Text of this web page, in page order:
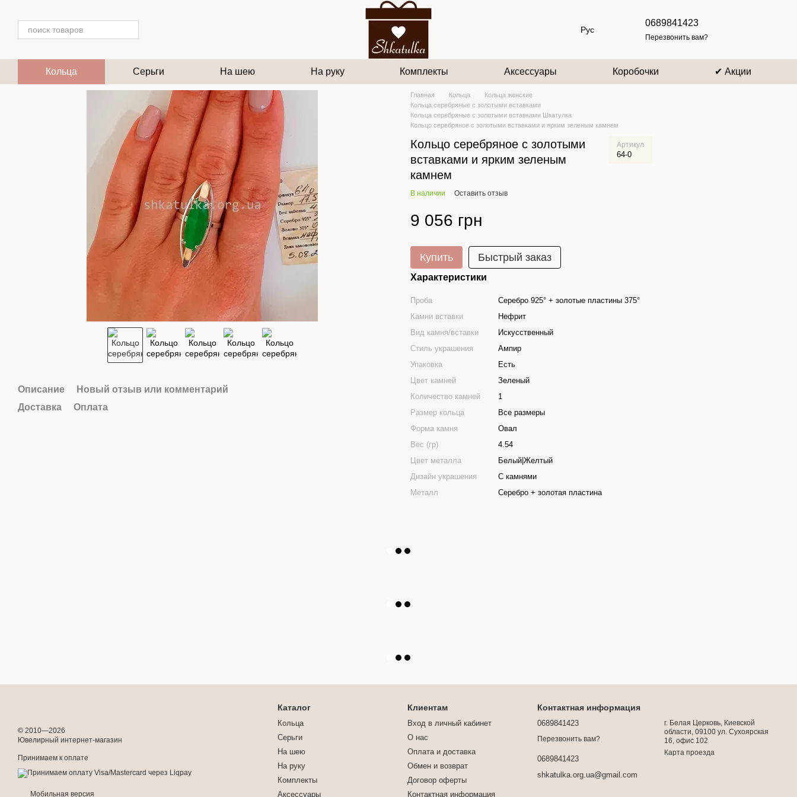
Рус
0689841423
Перезвонить вам?
Кольца Серьги На шею На руку Комплекты Аксессуары Коробочки ✔ Акции
Описание
Новый отзыв или комментарий
Доставка
Оплата
Главная Кольца
Кольца женские
Кольца серебряные с золотыми вставками
Кольца серебряные с золотыми вставками Шкатулка
Кольцо серебряное с золотыми вставками и ярким зеленым камнем
Кольцо серебряное с золотыми
вставками и ярким зеленым
камнем
Артикул
64-0
В наличии Оставить отзыв
9 056 грн
Купить Быстрый заказ
Характеристики
Проба
Серебро 925° + золотые пластины 375°
Камни вставки
Нефрит
Вид камня/вставки
Искусственный
Стиль украшения
Ампир
Упаковка
Есть
Цвет камней
Зеленый
Количество камней
1
Размер кольца
Все размеры
Форма камня
Овал
Вес (гр)
4.54
Цвет металла
Белый|Желтый
Дизайн украшения
С камнями
Металл
Серебро + золотая пластина
© 2010—2026
Ювелирный интернет-магазин
Принимаем к оплате
Мобильная версия
Каталог
Кольца
Серьги
На шею
На руку
Комплекты
Аксессуары
Клиентам
Вход в личный кабинет
О нас
Оплата и доставка
Обмен и возврат
Договор оферты
Контактная информация
Контактная информация
0689841423
Перезвонить вам?
0689841423
shkatulka.org.ua@gmail.com
г. Белая Церковь, Киевской
области, 09100 ул. Сухоярская
16, офис 102
Карта проезда